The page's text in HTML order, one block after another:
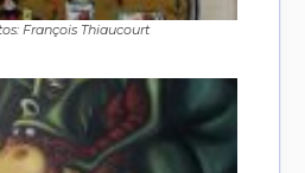
François Thiaucourt